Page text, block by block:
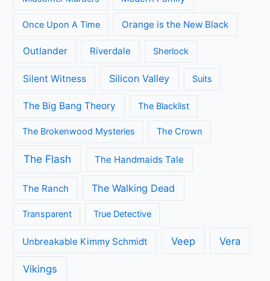
Once Upon A Time Orange is the New Black
Outlander Riverdale Sherlock
Silent Witness Silicon Valley Suits
The Big Bang Theory The Blacklist
The Brokenwood Mysteries The Crown
The Flash The Handmaids Tale
The Ranch The Walking Dead
Transparent True Detective
Unbreakable Kimmy Schmidt Veep Vera
Vikings